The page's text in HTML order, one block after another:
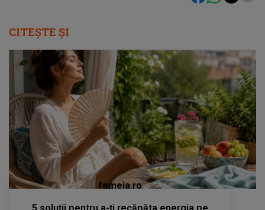
CITEȘTE ȘI
femeia.ro